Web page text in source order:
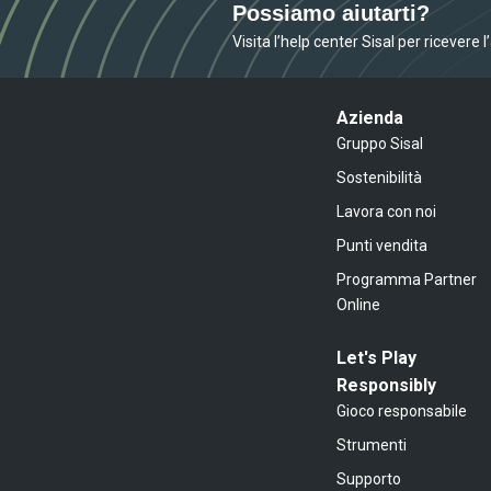
Possiamo aiutarti?
Visita l’help center Sisal per ricevere
Azienda
Gruppo Sisal
Sostenibilità
Lavora con noi
Punti vendita
Programma Partner
Online
Let's Play
Responsibly
Gioco responsabile
Strumenti
Supporto